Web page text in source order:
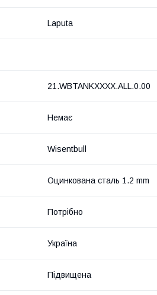
Laputa
21.WBTANKXXXX.ALL.0.00
Немає
Wisentbull
Оцинкована сталь 1.2 mm
Потрібно
Україна
Підвищена